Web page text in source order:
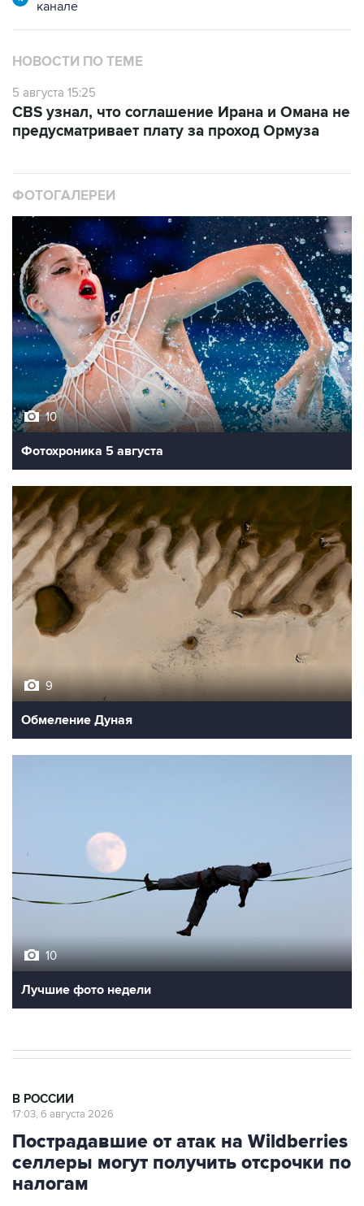
канале
НОВОСТИ ПО ТЕМЕ
5 августа 15:25
CBS узнал, что соглашение Ирана и Омана не
предусматривает плату за проход Ормуза
ФОТОГАЛЕРЕИ
10
Фотохроника 5 августа
9
Обмеление Дуная
10
Лучшие фото недели
В РОССИИ
17:03, 6 августа 2026
Пострадавшие от атак на Wildberries
селлеры могут получить отсрочки по
налогам